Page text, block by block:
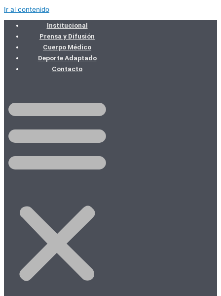
Ir al contenido
Institucional
Prensa y Difusión
Cuerpo Médico
Deporte Adaptado
Contacto